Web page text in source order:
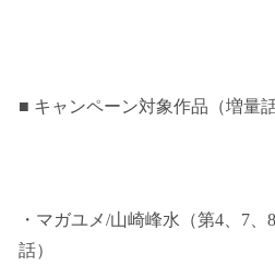
■ キャンペーン対象作品（増量
・マガユメ/山崎峰水（第4、7、
話）